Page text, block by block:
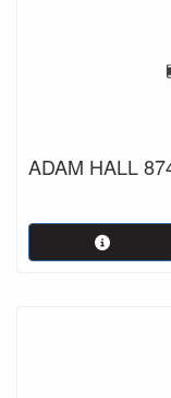
ADAM HALL